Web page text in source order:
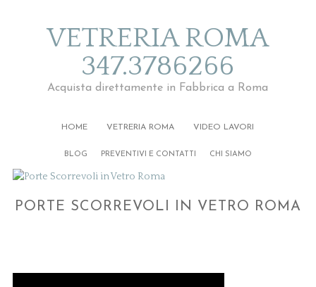
VETRERIA ROMA
347.3786266
Acquista direttamente in Fabbrica a Roma
HOME VETRERIA ROMA VIDEO LAVORI
BLOG PREVENTIVI E CONTATTI CHI SIAMO
PORTE SCORREVOLI IN VETRO ROMA